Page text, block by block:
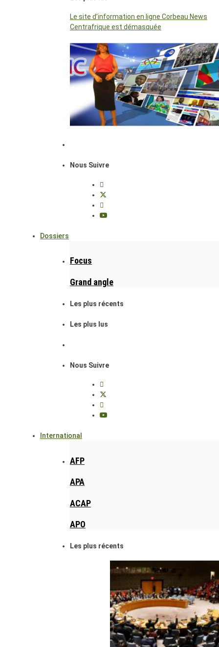
Le site d’information en ligne Corbeau News
Centrafrique est démasquée
Nous Suivre
Dossiers
Focus
Grand angle
Les plus récents
Les plus lus
Nous Suivre
International
AFP
APA
ACAP
APO
Les plus récents